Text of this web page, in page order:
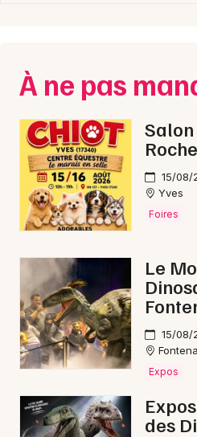
À ne pas
15/08/
Yves
Foires
Le
15/08/
Expos
des